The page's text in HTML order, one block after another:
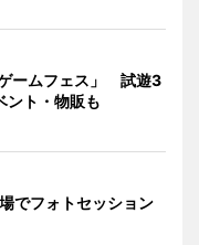
ームフェス」 試遊3
ント・物販も
でフォトセッション